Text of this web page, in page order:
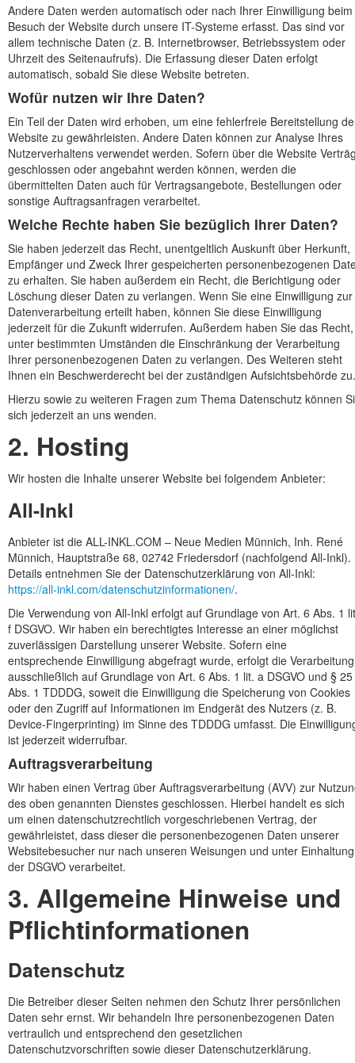
Andere Daten werden automatisch oder nach Ihrer Einwilligung beim
Besuch der Website durch unsere IT-Systeme erfasst. Das sind vor
allem technische Daten (z. B. Internetbrowser, Betriebssystem oder
Uhrzeit des Seitenaufrufs). Die Erfassung dieser Daten erfolgt
automatisch, sobald Sie diese Website betreten.
Wofür nutzen wir Ihre Daten?
Ein Teil der Daten wird erhoben, um eine fehlerfreie Bereitstellung
Website zu gewährleisten. Andere Daten können zur Analyse Ihres
Nutzerverhaltens verwendet werden. Sofern über die Website
geschlossen oder angebahnt werden können, werden die
übermittelten Daten auch für Vertragsangebote, Bestellungen oder
sonstige Auftragsanfragen verarbeitet.
Welche Rechte haben Sie bezüglich Ihrer Daten?
Sie haben jederzeit das Recht, unentgeltlich Auskunft über Herkunft,
Empfänger und Zweck Ihrer gespeicherten personenbezogenen
zu erhalten. Sie haben außerdem ein Recht, die Berichtigung oder
Löschung dieser Daten zu verlangen. Wenn Sie eine Einwilligung zur
Datenverarbeitung erteilt haben, können Sie diese Einwilligung
jederzeit für die Zukunft widerrufen. Außerdem haben Sie das Recht,
unter bestimmten Umständen die Einschränkung der Verarbeitung
Ihrer personenbezogenen Daten zu verlangen. Des Weiteren steht
Ihnen ein Beschwerderecht bei der zuständigen Aufsichtsbehörde zu.
Hierzu sowie zu weiteren Fragen zum Thema Datenschutz können
sich jederzeit an uns wenden.
2. Hosting
Wir hosten die Inhalte unserer Website bei folgendem Anbieter:
All-Inkl
Anbieter ist die ALL-INKL.COM – Neue Medien Münnich, Inh. René
Münnich, Hauptstraße 68, 02742 Friedersdorf (nachfolgend All-Inkl).
Details entnehmen Sie der Datenschutzerklärung von All-Inkl:
https://all-inkl.com/datenschutzinformationen/.
Die Verwendung von All-Inkl erfolgt auf Grundlage von Art. 6 Abs. 1
f DSGVO. Wir haben ein berechtigtes Interesse an einer möglichst
zuverlässigen Darstellung unserer Website. Sofern eine
entsprechende Einwilligung abgefragt wurde, erfolgt die Verarbeitung
ausschließlich auf Grundlage von Art. 6 Abs. 1 lit. a DSGVO und § 25
Abs. 1 TDDDG, soweit die Einwilligung die Speicherung von Cookies
oder den Zugriff auf Informationen im Endgerät des Nutzers (z. B.
Device-Fingerprinting) im Sinne des TDDDG umfasst. Die
ist jederzeit widerrufbar.
Auftragsverarbeitung
Wir haben einen Vertrag über Auftragsverarbeitung (AVV) zur
des oben genannten Dienstes geschlossen. Hierbei handelt es sich
um einen datenschutzrechtlich vorgeschriebenen Vertrag, der
gewährleistet, dass dieser die personenbezogenen Daten unserer
Websitebesucher nur nach unseren Weisungen und unter Einhaltung
der DSGVO verarbeitet.
3. Allgemeine Hinweise und
Pflicht­informationen
Datenschutz
Die Betreiber dieser Seiten nehmen den Schutz Ihrer persönlichen
Daten sehr ernst. Wir behandeln Ihre personenbezogenen Daten
vertraulich und entsprechend den gesetzlichen
Datenschutzvorschriften sowie dieser Datenschutzerklärung.